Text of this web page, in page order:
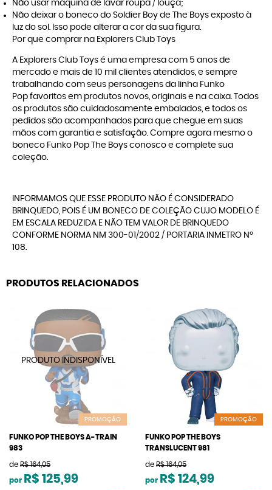
Não usar máquina de lavar roupa / louça;
Não deixar o boneco do Soldier Boy de The Boys exposto à
luz do sol. Isso pode alterar a cor da sua figura.
Por que comprar na Explorers Club Toys
A Explorers Club Toys é uma empresa com 5 anos de
mercado e mais de 10 mil clientes atendidos, e sempre
trabalhando com seus personagens da linha Funko
Pop favoritos em produtos novos, originais e na caixa. Todos
os produtos são cuidadosamente embalados, e todos os
pedidos são acompanhados para que chegue em suas
mãos com garantia e satisfação. Compre agora mesmo o
boneco Funko Pop The Boys conosco e complete sua
coleção.
INFORMAMOS QUE ESSE PRODUTO NÃO É CONSIDERADO
BRINQUEDO, POIS É UM BONECO DE COLEÇÃO CUJO MODELO É
EM ESCALA REDUZIDA E NÃO TEM VALOR DE BRINQUEDO
CONFORME NORMA NM 300-01/2002 / PORTARIA INMETRO Nº
108.
PRODUTOS RELACIONADOS
PROMOÇÃO
FUNKO POP THE BOYS A-TRAIN
983
de R$ 164,05
por R$ 125,99
PROMOÇÃO
FUNKO POP THE BOYS
TRANSLUCENT 981
de R$ 164,05
por R$ 124,99